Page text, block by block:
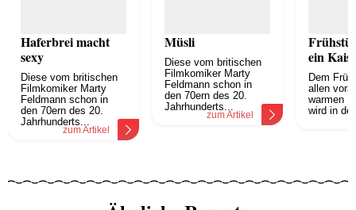
Haferbrei macht
sexy
Diese vom britischen
Filmkomiker Marty
Feldmann schon in
den 70ern des 20.
Jahrhunderts...
zum Artikel
Müsli
Diese vom britischen
Filmkomiker Marty
Feldmann schon in
den 70ern des 20.
Jahrhunderts...
zum Artikel
ein
Dem
allen
warmen
wird in